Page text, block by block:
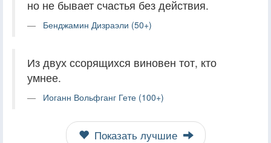
но не бывает счастья без действия.
Бенджамин Дизраэли (50+)
Из двух ссорящихся виновен тот, кто
умнее.
Иоганн Вольфганг Гете (100+)
Показать лучшие